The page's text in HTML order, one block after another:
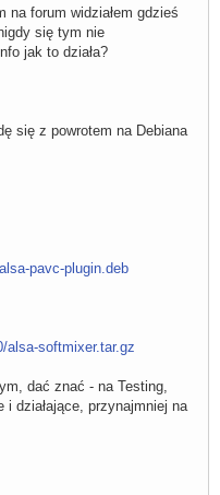
forum widziałem gdzieś
się tym nie
jak to działa?
się z powrotem na Debiana
pavc-plugin.deb
alsa-softmixer.tar.gz
dać znać - na Testing,
działające, przynajmniej na